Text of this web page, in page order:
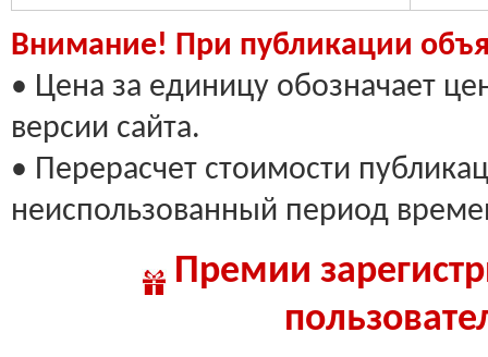
Внимание! При публикации
• Цена за единицу обозначает
версии сайта.
• Перерасчет стоимости
неиспользованный период
Премии